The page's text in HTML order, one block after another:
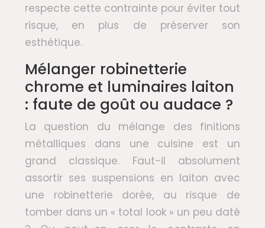
respecte cette contrainte pour éviter tout
risque, en plus de préserver son
esthétique.
Mélanger robinetterie
chrome et luminaires laiton
: faute de goût ou audace ?
La question du mélange des finitions
métalliques dans une cuisine est un
grand classique. Faut-il absolument
assortir ses suspensions en laiton avec
une robinetterie dorée, au risque de
tomber dans un « total look » un peu daté